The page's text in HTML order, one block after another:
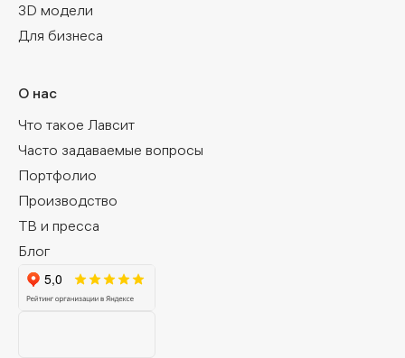
3D модели
Для бизнеса
О нас
Что такое Лавсит
Часто задаваемые вопросы
Портфолио
Производство
ТВ и пресса
Блог